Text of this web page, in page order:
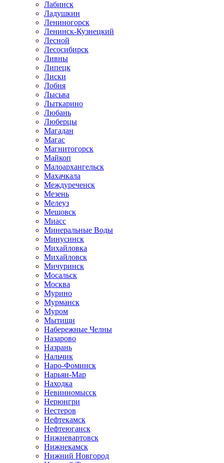
Лабинск
Ладушкин
Лениногорск
Ленинск-Кузнецкий
Лесной
Лесосибирск
Ливны
Липецк
Лиски
Лобня
Лысьва
Лыткарино
Любань
Люберцы
Магадан
Магас
Магнитогорск
Майкоп
Малоархангельск
Махачкала
Междуреченск
Мезень
Мелеуз
Мещовск
Миасс
Минеральные Воды
Минусинск
Михайловка
Михайловск
Мичуринск
Мосальск
Москва
Мурино
Мурманск
Муром
Мытищи
Набережные Челны
Назарово
Назрань
Нальчик
Наро-Фоминск
Нарьян-Мар
Находка
Невинномысск
Нерюнгри
Нестеров
Нефтекамск
Нефтеюганск
Нижневартовск
Нижнекамск
Нижний Новгород